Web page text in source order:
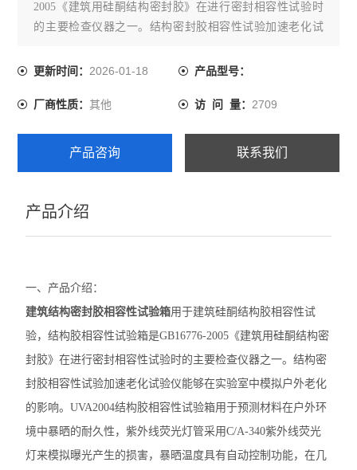
2005《建筑用硅酮结构密封胶》在进行密封相容性试验时
的主要检查仪器之一。结构密封胶相容性试验加速老化试
更新时间：2026-01-18 产品型号：
厂商性质：其他 访 问 量： 2709
产品咨询 联系我们
产品介绍
一、产品介绍：
建筑结构密封胶相容性试验箱用于建筑硅酮结构胶相容性试
验，结构胶相容性试验箱是GB16776-2005《建筑用硅酮结构密
封胶》在进行密封相容性试验时的主要检查仪器之一。结构密
封胶相容性试验加速老化试验仪能够在实验室中模拟户外老化
的影响。UVA2004结构胶相容性试验箱用于预测材料在户外环
境中暴晒的耐久性，紫外线荧光灯管采用C/A-340紫外线荧光
灯来模拟曝光产生的损害，暴晒温度具有自动控制功能，在几